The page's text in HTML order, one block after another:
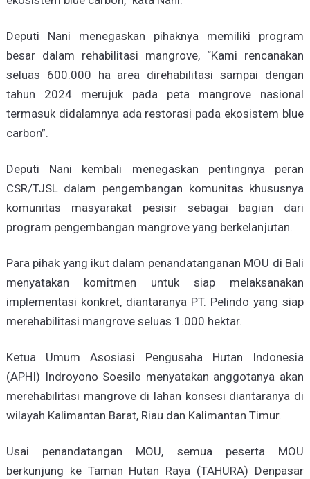
Deputi Nani menegaskan pihaknya memiliki program
besar dalam rehabilitasi mangrove, “Kami rencanakan
seluas 600.000 ha area direhabilitasi sampai dengan
tahun 2024 merujuk pada peta mangrove nasional
termasuk didalamnya ada restorasi pada ekosistem blue
carbon”.
Deputi Nani kembali menegaskan pentingnya peran
CSR/TJSL dalam pengembangan komunitas khususnya
komunitas masyarakat pesisir sebagai bagian dari
program pengembangan mangrove yang berkelanjutan.
Para pihak yang ikut dalam penandatanganan MOU di Bali
menyatakan komitmen untuk siap melaksanakan
implementasi konkret, diantaranya PT. Pelindo yang siap
merehabilitasi mangrove seluas 1.000 hektar.
Ketua Umum Asosiasi Pengusaha Hutan Indonesia
(APHI) Indroyono Soesilo menyatakan anggotanya akan
merehabilitasi mangrove di lahan konsesi diantaranya di
wilayah Kalimantan Barat, Riau dan Kalimantan Timur.
Usai penandatangan MOU, semua peserta MOU
berkunjung ke Taman Hutan Raya (TAHURA) Denpasar